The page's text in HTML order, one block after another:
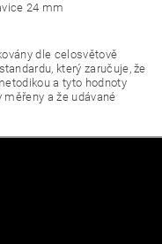
24 mm
dle celosvětově
který zaručuje, že
a tyto hodnoty
měřeny a že udávané